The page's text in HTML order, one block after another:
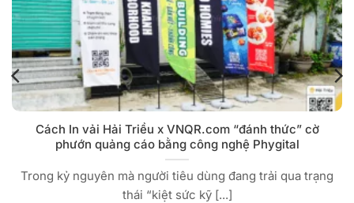
Cách In vải Hải Triều x VNQR.com “đánh thức” cờ
phướn quảng cáo bằng công nghệ Phygital
Trong kỷ nguyên mà người tiêu dùng đang trải qua trạng
thái “kiệt sức kỹ [...]